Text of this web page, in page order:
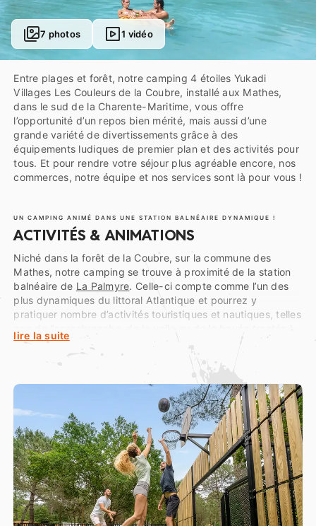
7 photos 1 vidéo
Entre plages et forêt, notre camping 4 étoiles Yukadi
Villages Les Couleurs de la Coubre, installé aux Mathes,
dans le sud de la Charente-Maritime, vous offre
l’opportunité d’un repos bien mérité, mais aussi d’une
grande variété de divertissements grâce à des
équipements ludiques de premier plan et des activités pour
tous. Et pour rendre votre séjour plus agréable encore, nos
commerces, notre équipe et nos services sont là pour vous !
UN CAMPING ANIMÉ DANS UNE STATION BALNÉAIRE DYNAMIQUE !
ACTIVITÉS & ANIMATIONS
Niché dans la forêt de la Coubre, sur la commune des
Mathes, notre camping se trouve à proximité de la station
balnéaire de La Palmyre. Celle-ci compte comme l’un des
plus dynamiques du littoral Atlantique et pourrez y
pratiquer nombre d’activités touristiques et nautiques, telles
Au sein même de notre établissement, les possibilités de
d’activités possibles, chaque jour devient une invitation au
plaisir, au partage et à la convivialité ! Animations sportives,
échiquier géant, terrain multisports, babyfoot, tables de
ping-pong, badminton… A vous de voir comment occuper
vos vacances…
lire la suite